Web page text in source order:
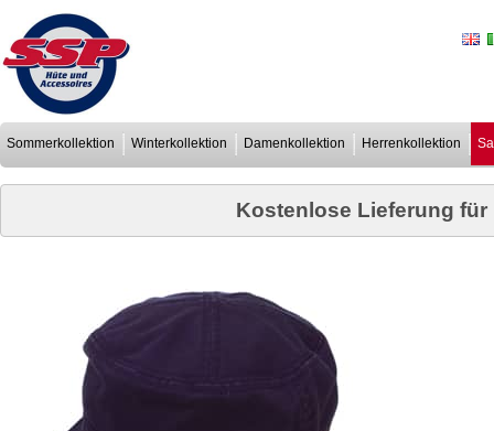
Sommerkollektion Winterkollektion Damenkollektion Herrenkollektion
Kostenlose Lieferung für